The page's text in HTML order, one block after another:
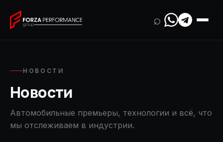
⌕
НОВОСТИ
Новости
Автомобильные премьеры, технологии и всё, что
мы отслеживаем в индустрии.